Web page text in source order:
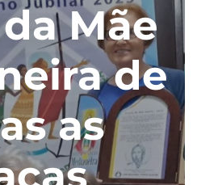
Mãe
de
as